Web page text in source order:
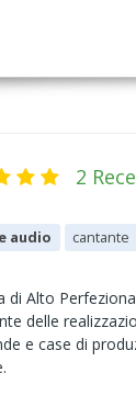
2
audio cantante
Alto
delle
e case di